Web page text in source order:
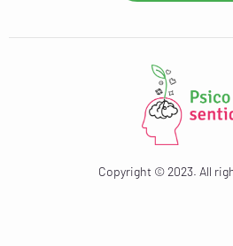
Copyright © 2023. All